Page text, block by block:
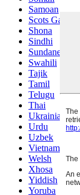
Samoan
Scots Gaelic
Shona
Sindhi
Sundanese
Swahili
Tajik
Tamil
Telugu
Thai
Ukrainian
Urdu
Uzbek
Vietnamese
Welsh
Xhosa
Yiddish
Yoruba